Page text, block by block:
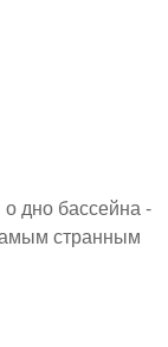
дно бассейна -
странным